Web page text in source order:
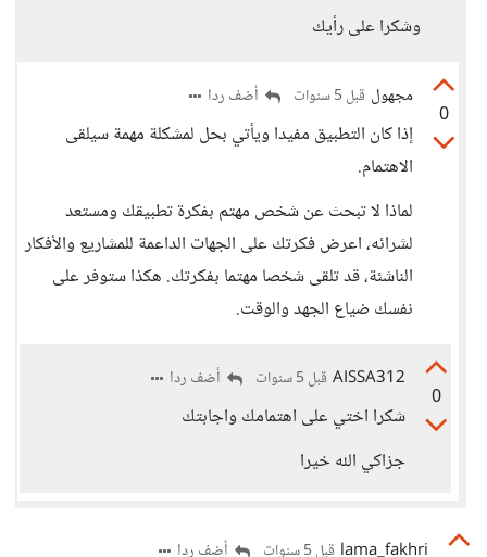
وشكرا على رأيك
0
مجهول قبل 5 سنوات أضف ردا
إذا كان التطبيق مفيدا ويأتي بحل لمشكلة مهمة سيلقى
الاهتمام.
لماذا لا تبحث عن شخص مهتم بفكرة تطبيقك ومستعد
لشرائه، اعرض فكرتك على الجهات الداعمة للمشاريع والأفكار
الناشئة، قد تلقى شخصا مهتما بفكرتك. هكذا ستوفر على
نفسك ضياع الجهد والوقت.
0
AISSA312 قبل 5 سنوات أضف ردا
شكرا اختي على اهتمامك واجابتك
جزاكي الله خيرا
قبل 5 سنوات